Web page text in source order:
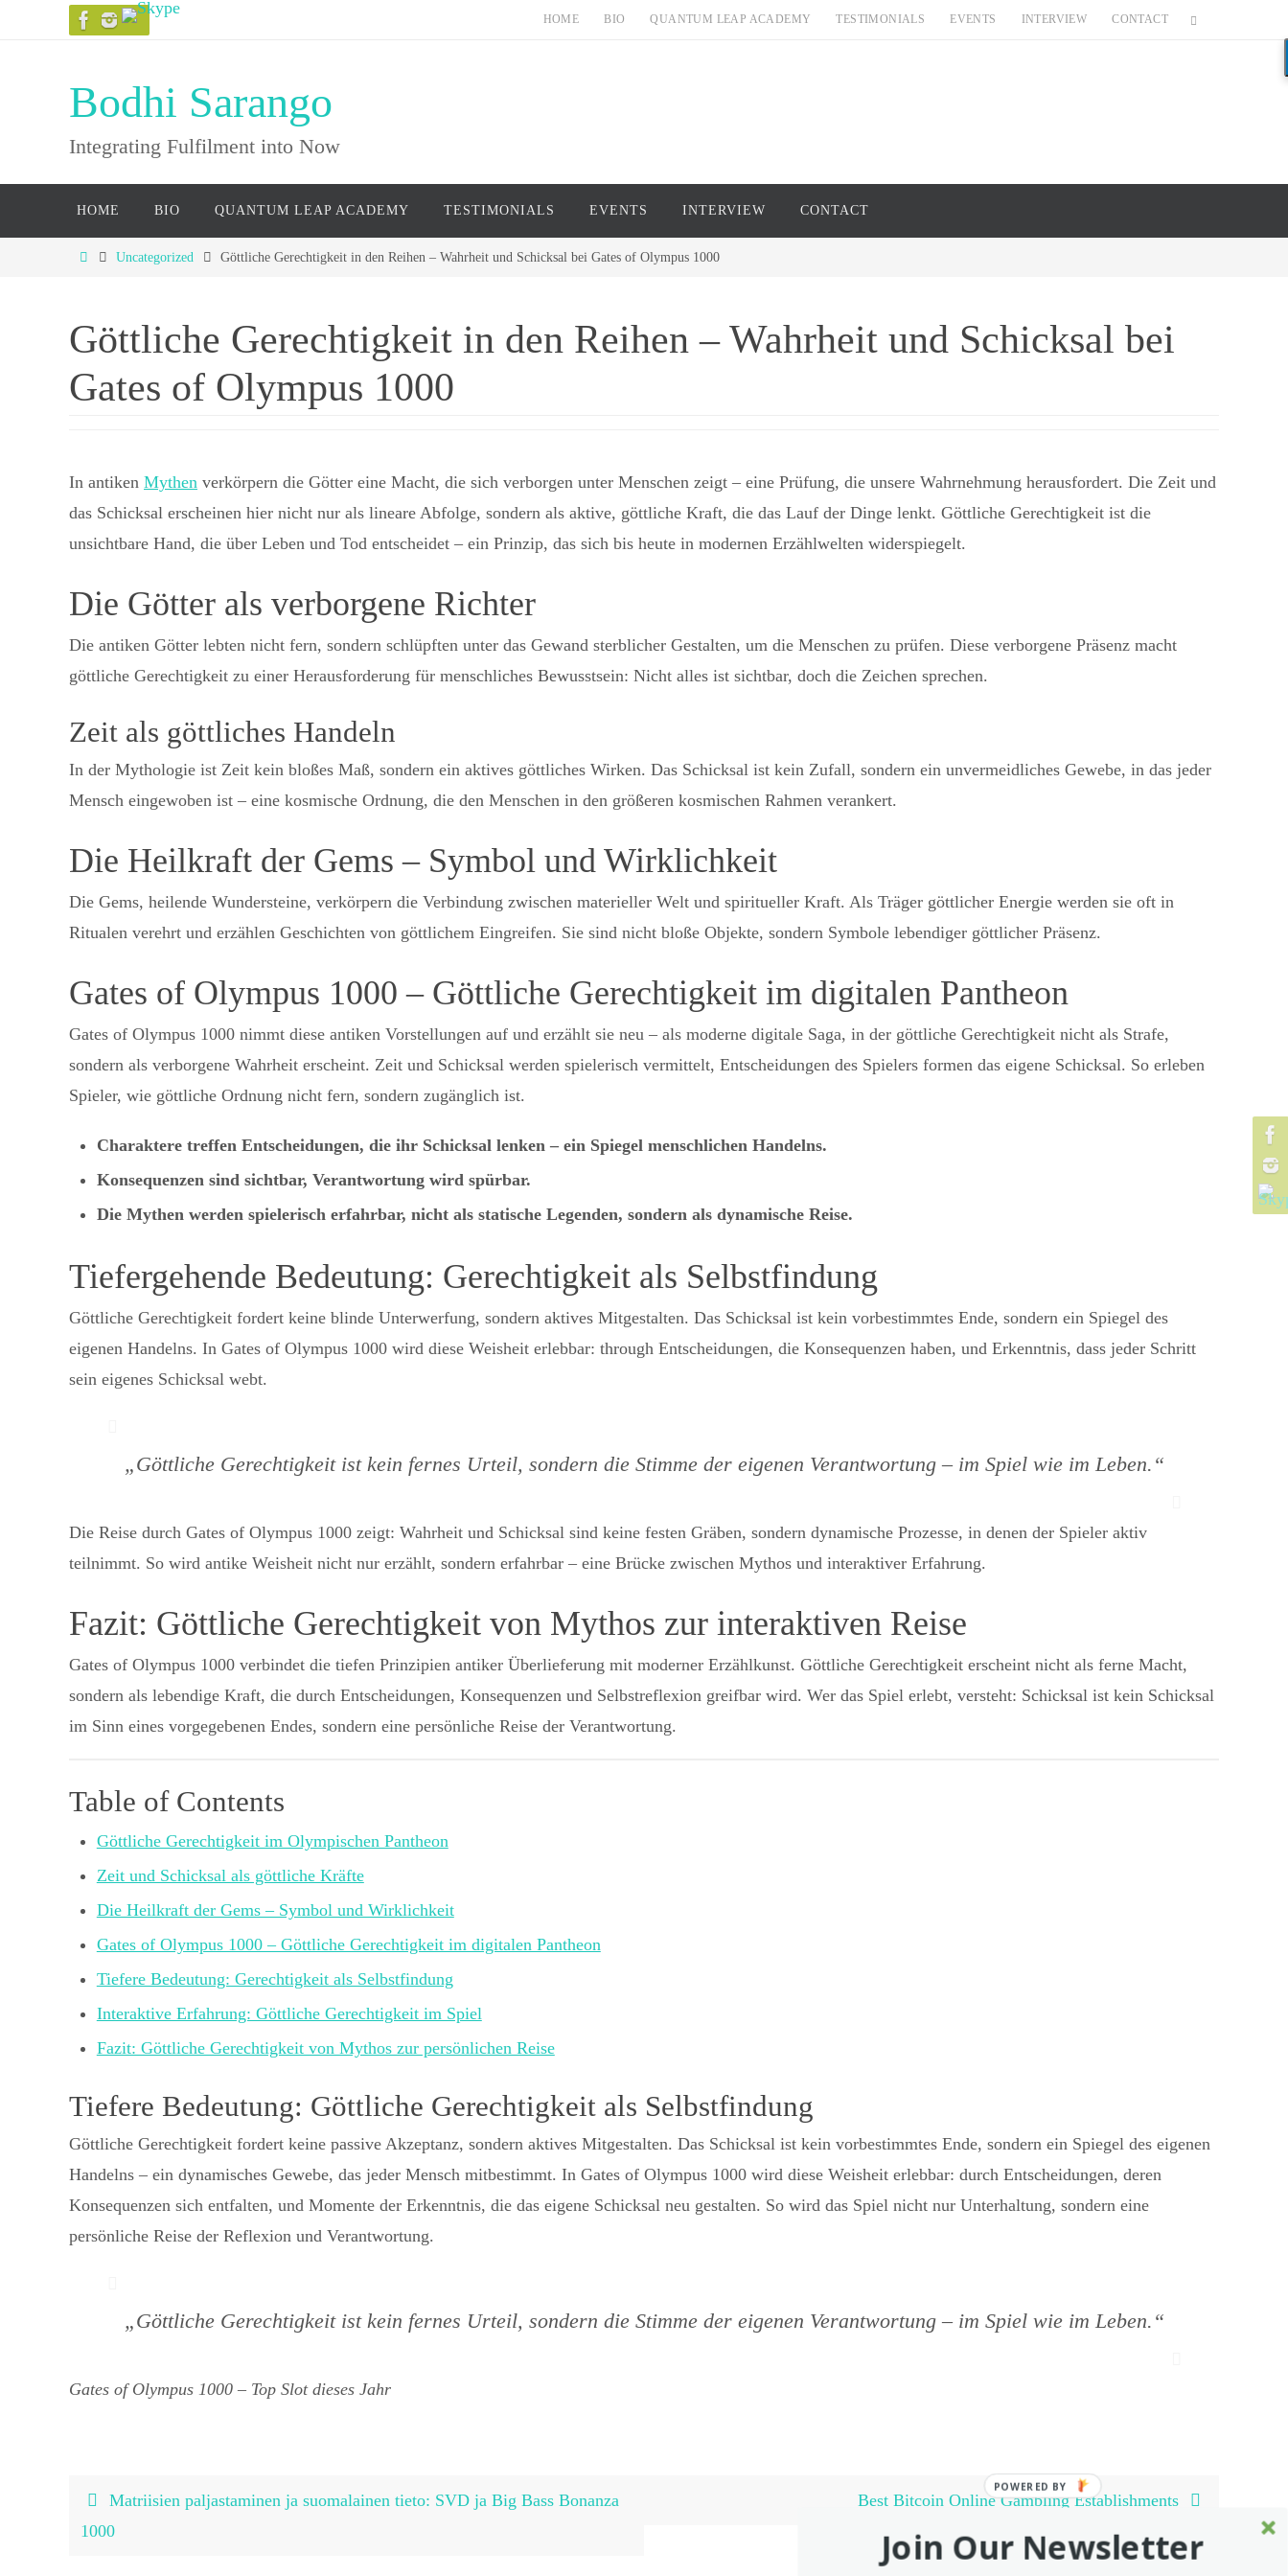
HOME BIO QUANTUM LEAP ACADEMY TESTIMONIALS EVENTS INTERVIEW CONTACT
Bodhi Sarango
Integrating Fulfilment into Now
HOME BIO QUANTUM LEAP ACADEMY TESTIMONIALS EVENTS INTERVIEW CONTACT
HomeUncategorized Göttliche Gerechtigkeit in den Reihen – Wahrheit und Schicksal bei Gates of Olympus 1000
Göttliche Gerechtigkeit in den Reihen – Wahrheit und Schicksal bei
Gates of Olympus 1000
In antiken Mythen verkörpern die Götter eine Macht, die sich verborgen unter Menschen zeigt – eine Prüfung, die unsere Wahrnehmung herausfordert. Die Zeit und
das Schicksal erscheinen hier nicht nur als lineare Abfolge, sondern als aktive, göttliche Kraft, die das Lauf der Dinge lenkt. Göttliche Gerechtigkeit ist die
unsichtbare Hand, die über Leben und Tod entscheidet – ein Prinzip, das sich bis heute in modernen Erzählwelten widerspiegelt.
Die Götter als verborgene Richter
Die antiken Götter lebten nicht fern, sondern schlüpften unter das Gewand sterblicher Gestalten, um die Menschen zu prüfen. Diese verborgene Präsenz macht
göttliche Gerechtigkeit zu einer Herausforderung für menschliches Bewusstsein: Nicht alles ist sichtbar, doch die Zeichen sprechen.
Zeit als göttliches Handeln
In der Mythologie ist Zeit kein bloßes Maß, sondern ein aktives göttliches Wirken. Das Schicksal ist kein Zufall, sondern ein unvermeidliches Gewebe, in das jeder
Mensch eingewoben ist – eine kosmische Ordnung, die den Menschen in den größeren kosmischen Rahmen verankert.
Die Heilkraft der Gems – Symbol und Wirklichkeit
Die Gems, heilende Wundersteine, verkörpern die Verbindung zwischen materieller Welt und spiritueller Kraft. Als Träger göttlicher Energie werden sie oft in
Ritualen verehrt und erzählen Geschichten von göttlichem Eingreifen. Sie sind nicht bloße Objekte, sondern Symbole lebendiger göttlicher Präsenz.
Gates of Olympus 1000 – Göttliche Gerechtigkeit im digitalen Pantheon
Gates of Olympus 1000 nimmt diese antiken Vorstellungen auf und erzählt sie neu – als moderne digitale Saga, in der göttliche Gerechtigkeit nicht als Strafe,
sondern als verborgene Wahrheit erscheint. Zeit und Schicksal werden spielerisch vermittelt, Entscheidungen des Spielers formen das eigene Schicksal. So erleben
Spieler, wie göttliche Ordnung nicht fern, sondern zugänglich ist.
Charaktere treffen Entscheidungen, die ihr Schicksal lenken – ein Spiegel menschlichen Handelns.
Konsequenzen sind sichtbar, Verantwortung wird spürbar.
Die Mythen werden spielerisch erfahrbar, nicht als statische Legenden, sondern als dynamische Reise.
Tiefergehende Bedeutung: Gerechtigkeit als Selbstfindung
Göttliche Gerechtigkeit fordert keine blinde Unterwerfung, sondern aktives Mitgestalten. Das Schicksal ist kein vorbestimmtes Ende, sondern ein Spiegel des
eigenen Handelns. In Gates of Olympus 1000 wird diese Weisheit erlebbar: through Entscheidungen, die Konsequenzen haben, und Erkenntnis, dass jeder Schritt
sein eigenes Schicksal webt.
„Göttliche Gerechtigkeit ist kein fernes Urteil, sondern die Stimme der eigenen Verantwortung – im Spiel wie im Leben.“
Die Reise durch Gates of Olympus 1000 zeigt: Wahrheit und Schicksal sind keine festen Gräben, sondern dynamische Prozesse, in denen der Spieler aktiv
teilnimmt. So wird antike Weisheit nicht nur erzählt, sondern erfahrbar – eine Brücke zwischen Mythos und interaktiver Erfahrung.
Fazit: Göttliche Gerechtigkeit von Mythos zur interaktiven Reise
Gates of Olympus 1000 verbindet die tiefen Prinzipien antiker Überlieferung mit moderner Erzählkunst. Göttliche Gerechtigkeit erscheint nicht als ferne Macht,
sondern als lebendige Kraft, die durch Entscheidungen, Konsequenzen und Selbstreflexion greifbar wird. Wer das Spiel erlebt, versteht: Schicksal ist kein Schicksal
im Sinn eines vorgegebenen Endes, sondern eine persönliche Reise der Verantwortung.
Table of Contents
Göttliche Gerechtigkeit im Olympischen Pantheon
Zeit und Schicksal als göttliche Kräfte
Die Heilkraft der Gems – Symbol und Wirklichkeit
Gates of Olympus 1000 – Göttliche Gerechtigkeit im digitalen Pantheon
Tiefere Bedeutung: Gerechtigkeit als Selbstfindung
Interaktive Erfahrung: Göttliche Gerechtigkeit im Spiel
Fazit: Göttliche Gerechtigkeit von Mythos zur persönlichen Reise
Tiefere Bedeutung: Göttliche Gerechtigkeit als Selbstfindung
Göttliche Gerechtigkeit fordert keine passive Akzeptanz, sondern aktives Mitgestalten. Das Schicksal ist kein vorbestimmtes Ende, sondern ein Spiegel des eigenen
Handelns – ein dynamisches Gewebe, das jeder Mensch mitbestimmt. In Gates of Olympus 1000 wird diese Weisheit erlebbar: durch Entscheidungen, deren
Konsequenzen sich entfalten, und Momente der Erkenntnis, die das eigene Schicksal neu gestalten. So wird das Spiel nicht nur Unterhaltung, sondern eine
persönliche Reise der Reflexion und Verantwortung.
„Göttliche Gerechtigkeit ist kein fernes Urteil, sondern die Stimme der eigenen Verantwortung – im Spiel wie im Leben.“
Gates of Olympus 1000 – Top Slot dieses Jahr
Matriisien paljastaminen ja suomalainen tieto: SVD ja Big Bass Bonanza
1000
Best Bitcoin Online Gambling Establishments
Join Our Newsletter
POWERED BY